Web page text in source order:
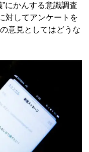
にかんする意識調査
対してアンケートを
意見としてはどうな